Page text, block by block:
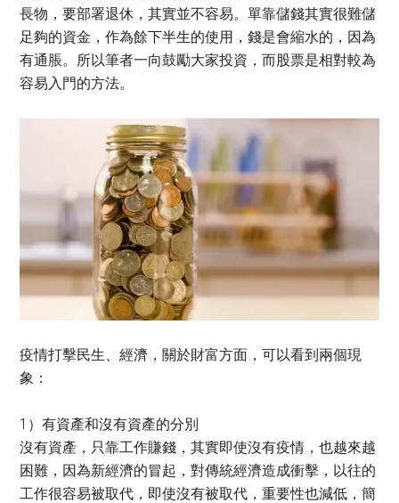
長物，要部署退休，其實並不容易。單靠儲錢其實很難儲
足夠的資金，作為餘下半生的使用，錢是會縮水的，因為
有通脹。所以筆者一向鼓勵大家投資，而股票是相對較為
容易入門的方法。
疫情打擊民生、經濟，關於財富方面，可以看到兩個現
象：
1）有資產和沒有資產的分別
沒有資產，只靠工作賺錢，其實即使沒有疫情，也越來越
困難，因為新經濟的冒起，對傳統經濟造成衝擊，以往的
工作很容易被取代，即使沒有被取代，重要性也減低，簡